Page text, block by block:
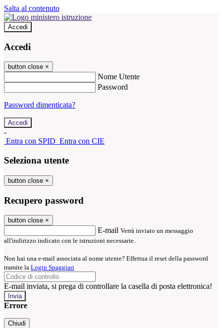
Salta al contenuto
Accedi
Accedi
button close ×
Nome Utente
Password
Password dimenticata?
-
Entra con SPID Entra con CIE
Seleziona utente
button close ×
Recupero password
button close ×
E-mail Verrà inviato un messaggio
all'indirizzo indicato con le istruzioni necessarie.
Non hai una e-mail associata al nome utente? Effettua il reset della password
tramite la Login Spaggiari
E-mail inviata, si prega di controllare la casella di posta elettronica!
Errore
Chiudi